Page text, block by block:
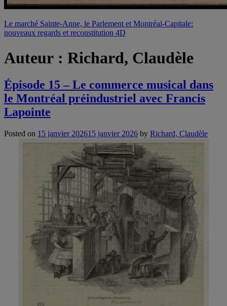
Le marché Sainte-Anne, le Parlement et Montréal-Capitale:
nouveaux regards et reconstitution 4D
Auteur : Richard, Claudèle
Épisode 15 – Le commerce musical dans
le Montréal préindustriel avec Francis
Lapointe
Posted on 15 janvier 202615 janvier 2026 by Richard, Claudèle